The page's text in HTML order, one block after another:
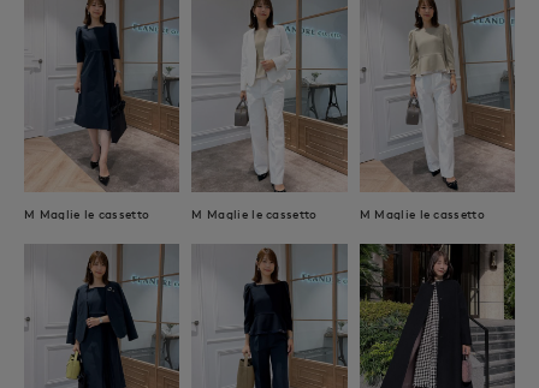
M Maglie le cassetto M Maglie le cassetto M Maglie le cassetto